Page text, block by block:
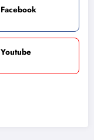
Facebook
Youtube